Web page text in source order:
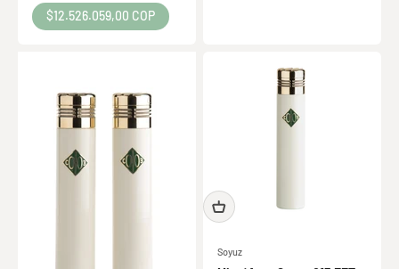
Precio de oferta
$12.526.059,00 COP
Soyuz